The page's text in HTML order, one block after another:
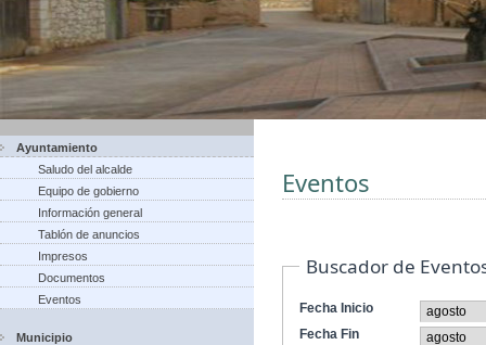
Ayuntamiento
Saludo del alcalde
Equipo de gobierno
Información general
Tablón de anuncios
Impresos
Documentos
Eventos
Municipio
Eventos
Buscador de
Fecha Inicio
Fecha Fin